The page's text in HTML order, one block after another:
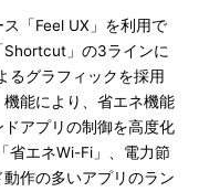
「Feel UX」を利用で
Shortcut」の3ラインに
るグラフィックを採用
能により、省エネ機能
アプリの制御を高度化
省エネWi-Fi」、電力節
作の多いアプリのラン